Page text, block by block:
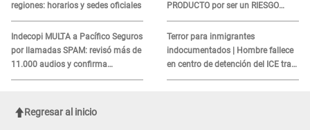
regiones: horarios y sedes oficiales
Indecopi MULTA a Pacífico Seguros
por llamadas SPAM: revisó más de
11.000 audios y confirma
SANCIÓN
PRODUCTO por ser un RIESGO
MORTAL para consumidores: ¿Cuál
es?
Terror para inmigrantes
indocumentados | Hombre fallece
en centro de detención del ICE tras
sufrir una "emergencia médica"
Regresar al inicio